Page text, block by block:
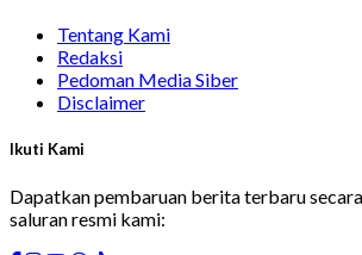
Tentang Kami
Redaksi
Pedoman Media Siber
Disclaimer
Ikuti Kami
Dapatkan pembaruan berita terbaru
saluran resmi kami: